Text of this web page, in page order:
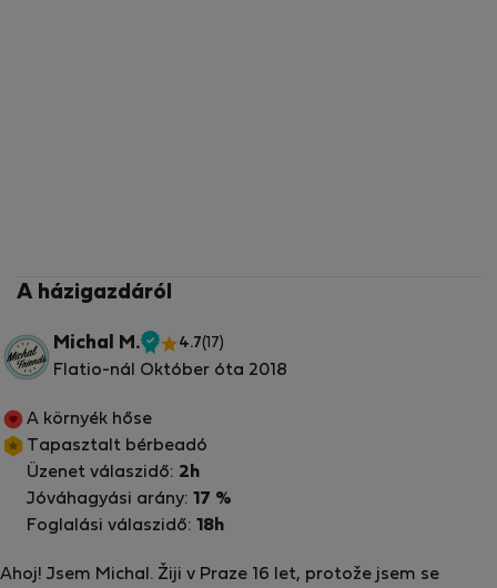
A házigazdáról
Michal M.
Ellenőrzött
4.7(17)
Flatio-nál Október óta 2018
Ahoj! Jsem Michal. Žiji v Praze 16 let, protože jsem se
A környék hőse
Tapasztalt bérbeadó
Üzenet válaszidő: 2h
Jóváhagyási arány: 17 %
Foglalási válaszidő: 18h